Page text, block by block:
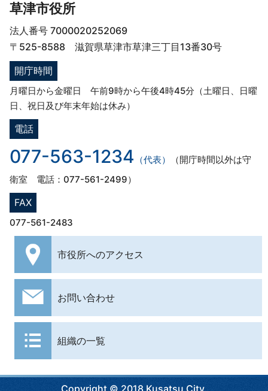
草津市役所
法人番号 7000020252069
〒525-8588 滋賀県草津市草津三丁目13番30号
開庁時間
月曜日から金曜日 午前9時から午後4時45分（土曜日、日曜
日、祝日及び年末年始は休み）
電話
077-563-1234 （代表）
（開庁時間以外は守
衛室 電話：077-561-2499）
FAX
077-561-2483
市役所へのアクセス
お問い合わせ
組織の一覧